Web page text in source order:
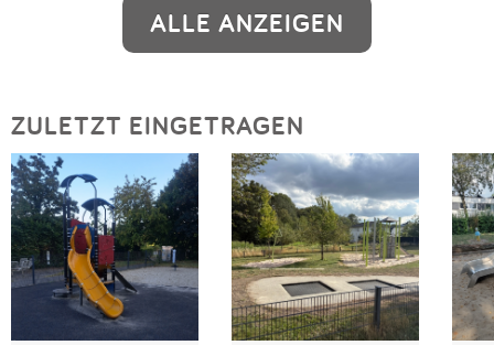
ALLE ANZEIGEN
ZULETZT EINGETRAGEN